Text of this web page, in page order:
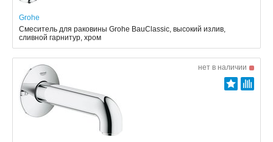
Grohe
Смеситель для раковины Grohe BauClassic, высокий излив,
сливной гарнитур, хром
нет в наличии